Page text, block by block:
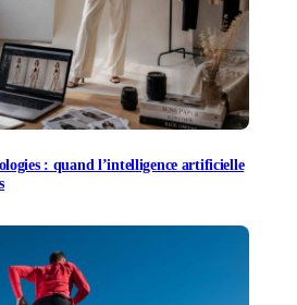
: quand l’intelligence artificielle